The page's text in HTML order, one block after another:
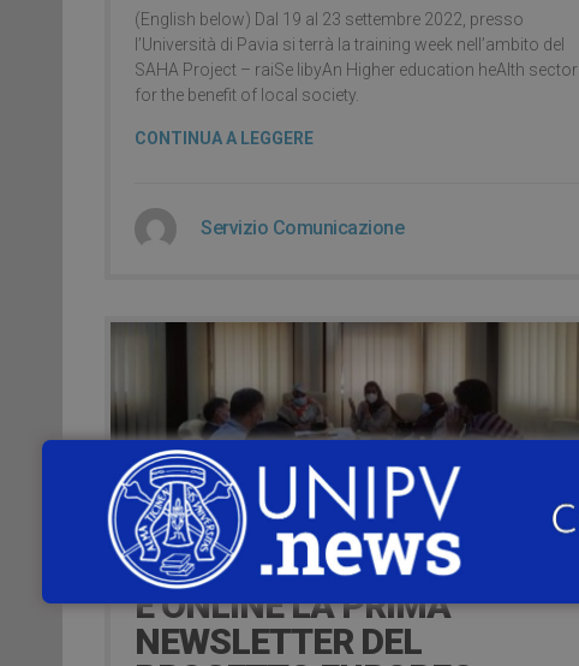
(English below) Dal 19 al 23 settembre 2022, presso
l’Università di Pavia si terrà la training week nell’ambito del
SAHA Project – raiSe libyAn Higher education heAlth sector
for the benefit of local society.
CONTINUA A LEGGERE
Servizio Comunicazione
1 Gennaio 2022
È ONLINE LA PRIMA
NEWSLETTER DEL